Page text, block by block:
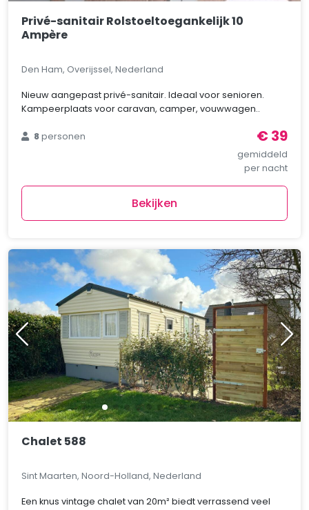
Privé-sanitair Rolstoeltoegankelijk 10
Ampère
Den Ham, Overijssel, Nederland
Nieuw aangepast privé-sanitair. Ideaal voor senioren.
Kampeerplaats voor caravan, camper, vouwwagen..
8personen € 39
gemiddeld
per nacht
Bekijken
Chalet 588
Sint Maarten, Noord-Holland, Nederland
Een knus vintage chalet van 20m² biedt verrassend veel